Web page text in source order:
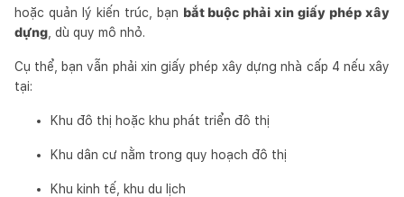
hoặc quản lý kiến trúc, bạn bắt buộc phải xin giấy phép xây
dựng , dù quy mô nhỏ.
Cụ thể, bạn vẫn phải xin giấy phép xây dựng nhà cấp 4 nếu xây
tại:
Khu đô thị hoặc khu phát triển đô thị
Khu dân cư nằm trong quy hoạch đô thị
Khu kinh tế, khu du lịch